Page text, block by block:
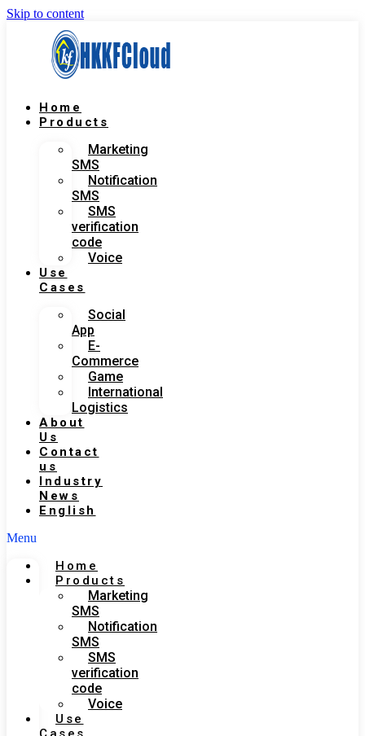
Skip to content
Home
Products
Marketing
SMS
Notification
SMS
SMS
verification
code
Voice
Use
Cases
Social
App
E-
Commerce
Game
International
Logistics
About
Us
Contact
us
Industry
News
English
Menu
Home
Products
Marketing
SMS
Notification
SMS
SMS
verification
code
Voice
Use